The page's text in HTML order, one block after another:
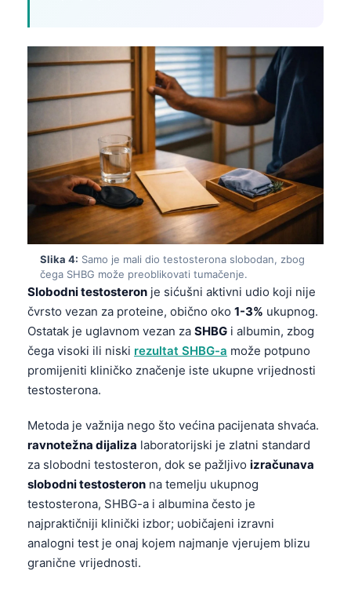
Slika 4: Samo je mali dio testosterona slobodan, zbog
čega SHBG može preoblikovati tumačenje.
Slobodni testosteron je sićušni aktivni udio koji nije
čvrsto vezan za proteine, obično oko 1-3% ukupnog.
Ostatak je uglavnom vezan za SHBG i albumin, zbog
čega visoki ili niski rezultat SHBG-a može potpuno
promijeniti kliničko značenje iste ukupne vrijednosti
testosterona.
Metoda je važnija nego što većina pacijenata shvaća.
ravnotežna dijaliza laboratorijski je zlatni standard
za slobodni testosteron, dok se pažljivo izračunava
slobodni testosteron na temelju ukupnog
testosterona, SHBG-a i albumina često je
najpraktičniji klinički izbor; uobičajeni izravni
analogni test je onaj kojem najmanje vjerujem blizu
granične vrijednosti.